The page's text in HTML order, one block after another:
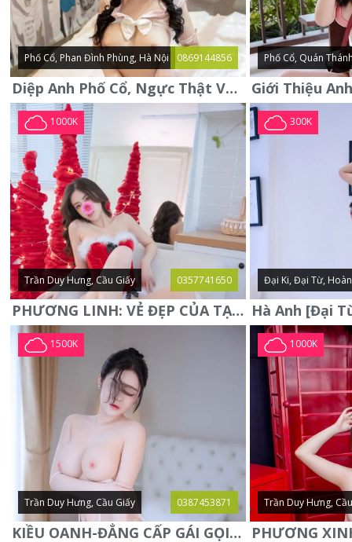
Phố Cổ, Phan Đình Phùng, Hà Nội 0869144856
Diệp Anh Phố Cổ, Ngực Thật Vú To Thơm Tho Quyến Rũ
Phố Cổ, Quán
1000K
Trần Duy Hưng, Cầu Giấy 0357741650
PHƯƠNG LINH: VẺ ĐẸP CỦA TẠO HÓA, XINH ĐẸP, SEXY, QUYỄN RŨ
300K
Đại Ki, Đại Từ,
1500K
Trần Duy Hưng, Cầu Giấy 0387453871
KIỀU OANH-ĐẲNG CẤP GÁI GỌI XINH SANG-NGOAN NGOÃN
1000K
Trần Duy Hưng,